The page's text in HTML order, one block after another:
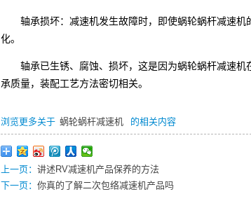
轴承损坏：减速机发生故障时，即使蜗轮蜗杆减速机
化。
轴承已生锈、腐蚀、损坏，这是因为蜗轮蜗杆减速机
承质量，装配工艺方法密切相关。
浏览更多关于 蜗轮蜗杆减速机 的相关内容
上一页： 讲述RV减速机产品保养的方法
下一页： 你真的了解二次包络减速机产品吗